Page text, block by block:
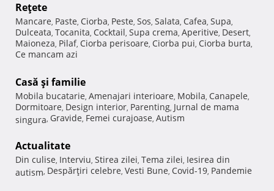
Reţete
Mancare, Paste, Ciorba, Peste, Sos, Salata, Cafea, Supa,
Dulceata, Tocanita, Cocktail, Supa crema, Aperitive, Desert,
Maioneza, Pilaf, Ciorba perisoare, Ciorba pui, Ciorba burta,
Ce mancam azi
Casă şi familie
Mobila bucatarie, Amenajari interioare, Mobila, Canapele,
Dormitoare, Design interior, Parenting, Jurnal de mama
singura, Gravide, Femei curajoase, Autism
Actualitate
Din culise, Interviu, Stirea zilei, Tema zilei, Iesirea din
autism, Despărţiri celebre, Vesti Bune, Covid-19, Pandemie